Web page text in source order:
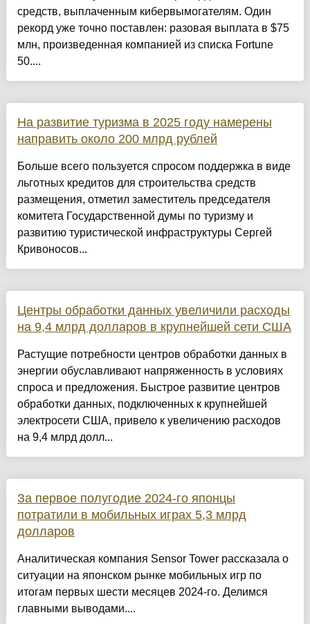
средств, выплаченным кибервымогателям. Один
рекорд уже точно поставлен: разовая выплата в $75
млн, произведенная компанией из списка Fortune
50....
На развитие туризма в 2025 году намерены
направить около 200 млрд рублей
Больше всего пользуется спросом поддержка в виде
льготных кредитов для строительства средств
размещения, отметил заместитель председателя
комитета Государственной думы по туризму и
развитию туристической инфраструктуры Сергей
Кривоносов...
Центры обработки данных увеличили расходы
на 9,4 млрд долларов в крупнейшей сети США
Растущие потребности центров обработки данных в
энергии обуславливают напряженность в условиях
спроса и предложения. Быстрое развитие центров
обработки данных, подключенных к крупнейшей
электросети США, привело к увеличению расходов
на 9,4 млрд долл...
За первое полугодие 2024-го японцы
потратили в мобильных играх 5,3 млрд
долларов
Аналитическая компания Sensor Tower рассказала о
ситуации на японском рынке мобильных игр по
итогам первых шести месяцев 2024-го. Делимся
главными выводами....